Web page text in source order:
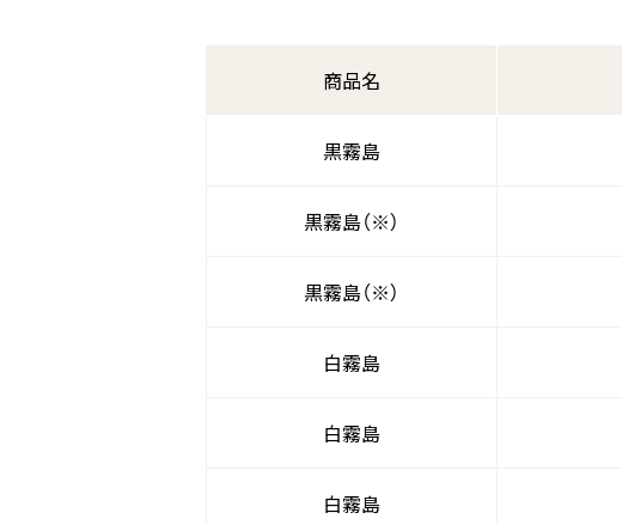
商品名
黒霧島
黒霧島（※）
黒霧島（※）
白霧島
白霧島
白霧島